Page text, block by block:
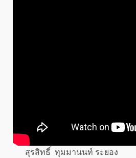
สุรสิทธิ์ ทุมมานนท์ ระยอง